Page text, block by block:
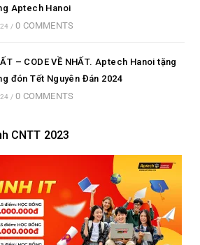
Aptech Hanoi
/ 0 COMMENTS
– CODE VỀ NHẤT. Aptech Hanoi tặng
đón Tết Nguyên Đán 2024
/ 0 COMMENTS
CNTT 2023